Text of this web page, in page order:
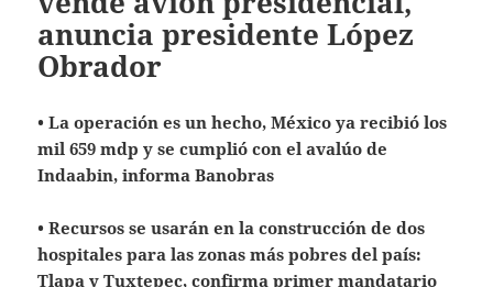
anuncia presidente López
Obrador
• La operación es un hecho, México ya recibió los
mil 659 mdp y se cumplió con el avalúo de
Indaabin, informa Banobras
• Recursos se usarán en la construcción de dos
hospitales para las zonas más pobres del país:
Tlapa y Tuxtepec, confirma primer mandatario